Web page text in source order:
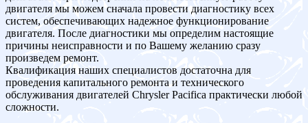
двигателя мы можем сначала провести диагностику всех
систем, обеспечивающих надежное функционирование
двигателя. После диагностики мы определим настоящие
причины неисправности и по Вашему желанию сразу
произведем ремонт.
Квалификация наших специалистов достаточна для
проведения капитального ремонта и технического
обслуживания двигателей Chrysler Pacifica практически любой
сложности.